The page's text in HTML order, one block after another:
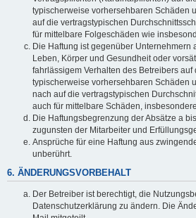
typischerweise vorhersehbaren Schäden
auf die vertragstypischen
für mittelbare Folgeschäden wie
Die Haftung ist gegenüber Unternehmern
Leben, Körper und Gesundheit oder
fahrlässigem Verhalten des Betreibers auf
typischerweise vorhersehbaren Schäden
nach auf die vertragstypischen
auch für mittelbare Schäden,
Die Haftungsbegrenzung der Absätze a
zugunsten der Mitarbeiter und
Ansprüche für eine Haftung aus
unberührt.
6. ÄNDERUNGSVORBEHALT
Der Betreiber ist berechtigt, die
Datenschutzerklärung zu ändern. Die